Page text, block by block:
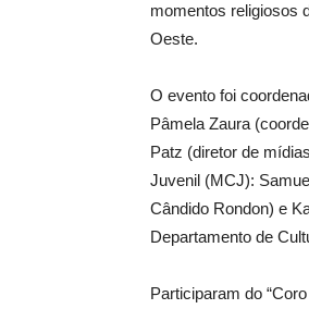
momentos religiosos
Oeste.
O evento foi
Pâmela Zaura
Patz (diretor de
Juvenil (MCJ):
Cândido Rondon) e
Departamento de
Participaram do